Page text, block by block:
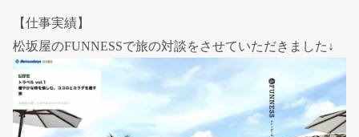
【仕事実績】
松坂屋のFUNNESSで旅の対談をさせていただきました↓